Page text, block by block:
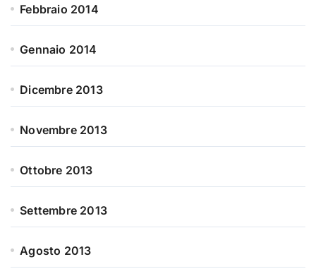
Febbraio 2014
Gennaio 2014
Dicembre 2013
Novembre 2013
Ottobre 2013
Settembre 2013
Agosto 2013